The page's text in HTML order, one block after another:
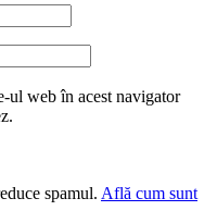
ul web în acest navigator
spamul. Află cum sunt